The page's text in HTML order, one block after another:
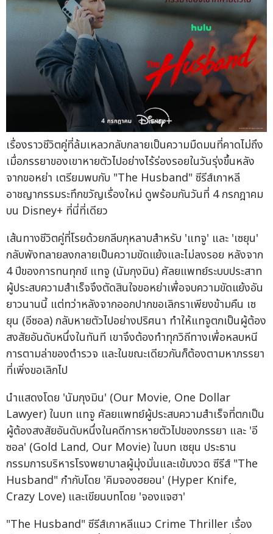
เรื่องราวชีวิตคู่ที่ล้มเหลวกลับกลายเป็นความมืดมนที่คาดไม่ถึง
เมื่อภรรยาของเขาหายตัวไปอย่างไร้ร่องรอยในวันรุ่งขึ้นหลัง
จากขอหย่า เตรียมพบกับ "The Husband" ซีรีส์เกาหลี
อาชญากรรมระทึกขวัญเรื่องใหม่ ดูพร้อมกันวันที่ 4 กรกฎาคม
บน Disney+ ที่นี่ที่เดียว
เส้นทางชีวิตคู่ที่โรยด้วยกลีบกุหลาบสำหรับ 'แทจู' และ 'เซยุน'
กลับพังทลายลงกลายเป็นความขัดแย้งและไม่ลงรอย หลังจาก
4 ปีของการทนทุกข์ แทจู (นัมกุงมิน) ศัลยแพทย์ระบบประสาท
ผู้ประสบความสำเร็จจึงตัดสินใจขอหย่าเพื่อจบความขัดแย้งอัน
ยาวนานนี้ แต่ทว่าหลังจากออกปากขอเลิกราเพียงข้ามคืน เซ
ยุน (อีซอล) กลับหายตัวไปอย่างปริศนา ทำให้แทจูตกเป็นผู้ต้อง
สงสัยอันดับหนึ่งในทันที เขาจึงต้องทำทุกวิถีทางเพื่อหลบหนี
การตามล่าของตำรวจ และในขณะเดียวกันก็ต้องตามหาภรรยา
ที่เพิ่งขอเลิกไป
นำแสดงโดย 'นัมกุงมิน' (Our Movie, One Dollar
Lawyer) ในบท แทจู ศัลยแพทย์ผู้ประสบความสำเร็จที่ตกเป็น
ผู้ต้องสงสัยอันดับหนึ่งในคดีการหายตัวไปของภรรยา และ 'อี
ซอล' (Gold Land, Our Movie) ในบท เซยุน ประธาน
กรรมการบริหารโรงพยาบาลผู้มุ่งมั่นและเข้มงวด ซีรีส์ "The
Husband" กำกับโดย 'คิมจองฮยอน' (Hyper Knife,
Crazy Love) และเขียนบทโดย 'จองแจฮา'
"The Husband" ซีรีส์เกาหลีแนว Crime Thriller เรื่อง